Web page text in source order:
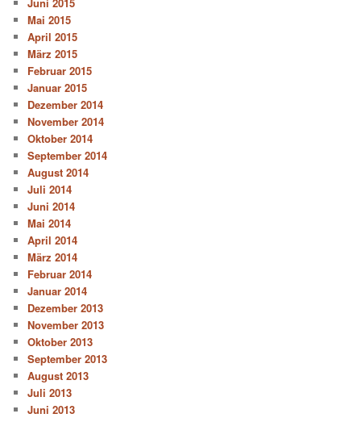
Mai 2015
April 2015
März 2015
Februar 2015
Januar 2015
Dezember 2014
November 2014
Oktober 2014
September 2014
August 2014
Juli 2014
Juni 2014
Mai 2014
April 2014
März 2014
Februar 2014
Januar 2014
Dezember 2013
November 2013
Oktober 2013
September 2013
August 2013
Juli 2013
Juni 2013